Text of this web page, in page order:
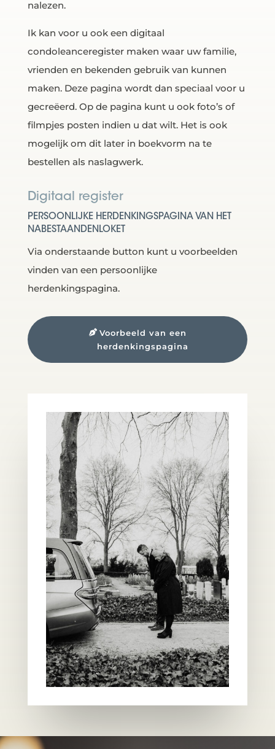
nalezen.
Ik kan voor u ook een digitaal
condoleanceregister maken waar uw familie,
vrienden en bekenden gebruik van kunnen
maken. Deze pagina wordt dan speciaal voor u
gecreëerd. Op de pagina kunt u ook foto’s of
filmpjes posten indien u dat wilt. Het is ook
mogelijk om dit later in boekvorm na te
bestellen als naslagwerk.
Digitaal register
PERSOONLIJKE HERDENKINGSPAGINA VAN HET
NABESTAANDENLOKET
Via onderstaande button kunt u voorbeelden
vinden van een persoonlijke
herdenkingspagina.
Voorbeeld van een
herdenkingspagina